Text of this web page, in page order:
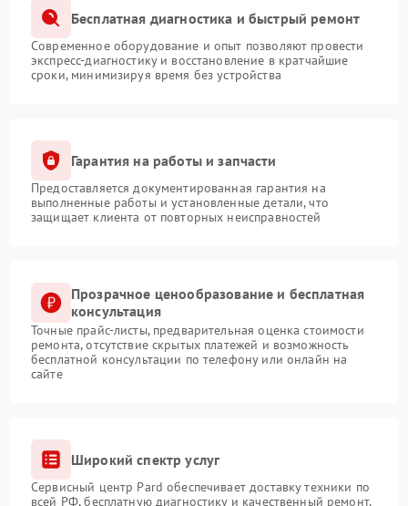
Бесплатная диагностика и быстрый ремонт
Современное оборудование и опыт позволяют провести
экспресс-диагностику и восстановление в кратчайшие
сроки, минимизируя время без устройства
Гарантия на работы и запчасти
Предоставляется документированная гарантия на
выполненные работы и установленные детали, что
защищает клиента от повторных неисправностей
Прозрачное ценообразование и бесплатная
консультация
Точные прайс-листы, предварительная оценка стоимости
ремонта, отсутствие скрытых платежей и возможность
бесплатной консультации по телефону или онлайн на
сайте
Широкий спектр услуг
Сервисный центр Pard обеспечивает доставку техники по
всей РФ, бесплатную диагностику и качественный ремонт,